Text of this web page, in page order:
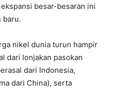
besar-besaran ini
baru.
nikel dunia turun hampir
dari lonjakan pasokan
dari Indonesia,
dari China), serta